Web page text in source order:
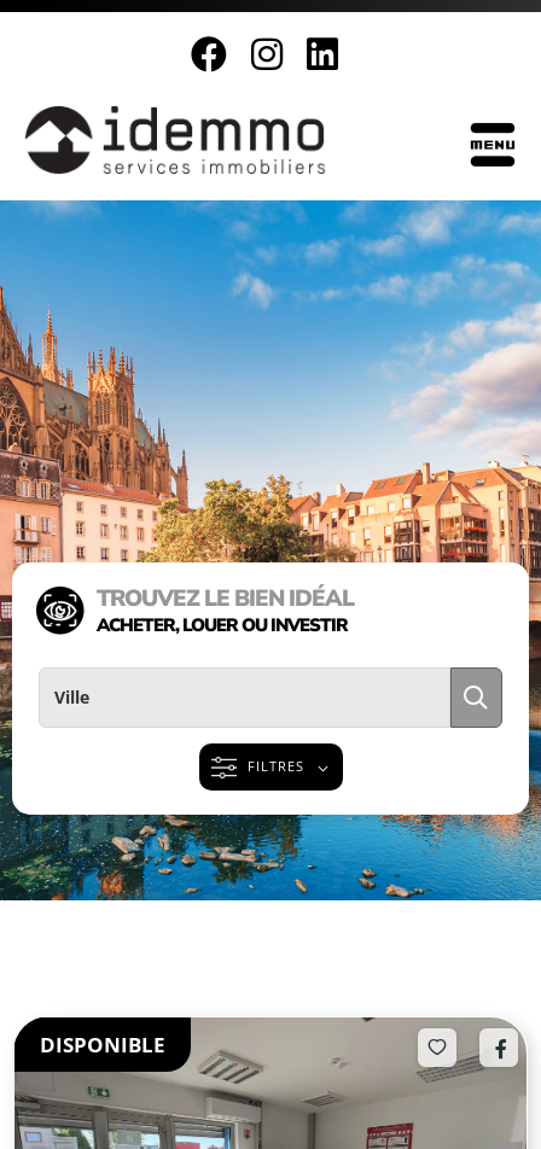
TROUVEZ LE BIEN IDÉAL
ACHETER, LOUER OU INVESTIR
FILTRES
DISPONIBLE